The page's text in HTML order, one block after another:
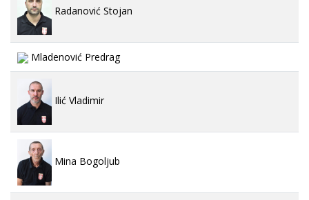
Radanović Stojan
Mladenović Predrag
Ilić Vladimir
Mina Bogoljub